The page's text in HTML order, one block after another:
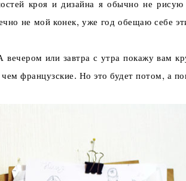
кроя и дизайна я обычно не
не мой конек, уже год обещаю себе
или завтра с утра покажу вам
французские. Но это будет потом, а